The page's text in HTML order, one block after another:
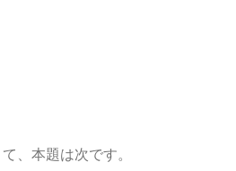
て、本題は次です。